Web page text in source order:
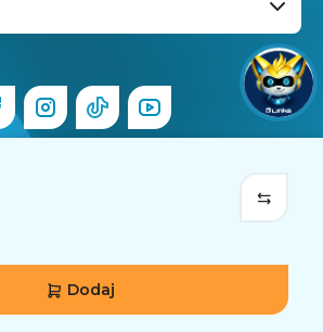
Dodaj
. Sva prava pridržana.